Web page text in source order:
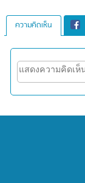
ความคิดเห็น